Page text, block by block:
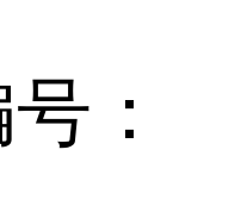
：